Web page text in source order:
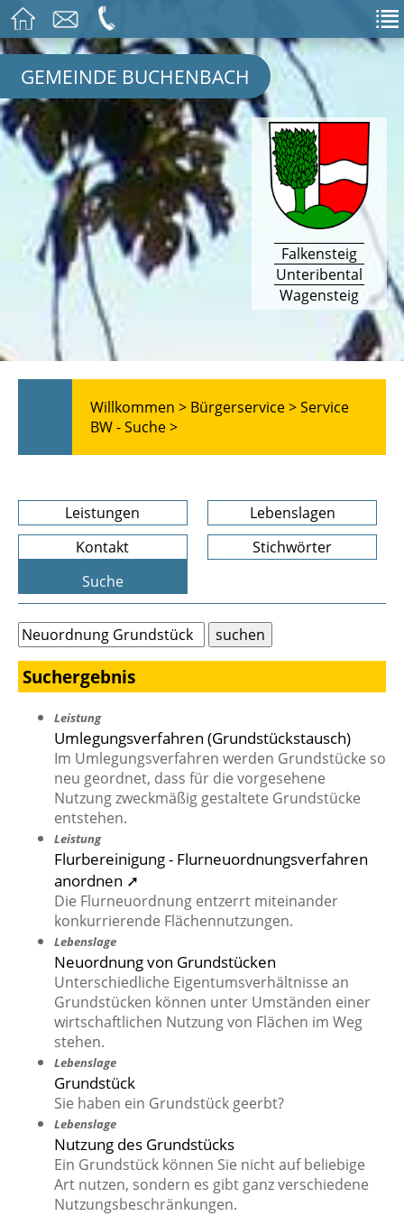
GEMEINDE BUCHENBACH
Falkensteig
Unteribental
Wagensteig
Willkommen > Bürgerservice >Service
BW - Suche >
Leistungen
Lebenslagen
Kontakt
Stichwörter
Suche
Suchergebnis
Leistung
Umlegungsverfahren (Grundstückstausch)
Im Umlegungsverfahren werden Grundstücke so
neu geordnet, dass für die vorgesehene
Nutzung zweckmäßig gestaltete Grundstücke
entstehen.
Leistung
Flurbereinigung - Flurneuordnungsverfahren
anordnen ➚
Die Flurneuordnung entzerrt miteinander
konkurrierende Flächennutzungen.
Lebenslage
Neuordnung von Grundstücken
Unterschiedliche Eigentumsverhältnisse an
Grundstücken können unter Umständen einer
wirtschaftlichen Nutzung von Flächen im Weg
stehen.
Lebenslage
Grundstück
Sie haben ein Grundstück geerbt?
Lebenslage
Nutzung des Grundstücks
Ein Grundstück können Sie nicht auf beliebige
Art nutzen, sondern es gibt ganz verschiedene
Nutzungsbeschränkungen.